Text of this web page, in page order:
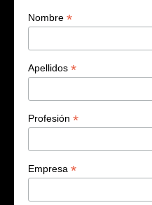
Nombre *
Apellidos *
Profesión *
Empresa *